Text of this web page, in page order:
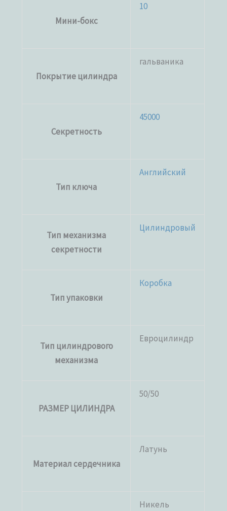
Мини-бокс
10
Покрытие цилиндра
гальваника
Секретность
45000
Тип ключа
Английский
Тип механизма
секретности
Цилиндровый
Тип упаковки
Коробка
Тип цилиндрового
механизма
Евроцилиндр
РАЗМЕР ЦИЛИНДРА
50/50
Материал сердечника
Латунь
Никель